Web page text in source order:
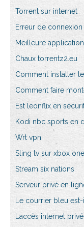
Torrent sur internet
Erreur de
Meilleure
Chaux torrentz2.eu
Comment installer
Comment faire
Est leonflix en
Kodi nbc sports en
Wrt vpn
Sling tv sur xbox
Stream six nations
Serveur privé en
Le courrier bleu
Laccès internet